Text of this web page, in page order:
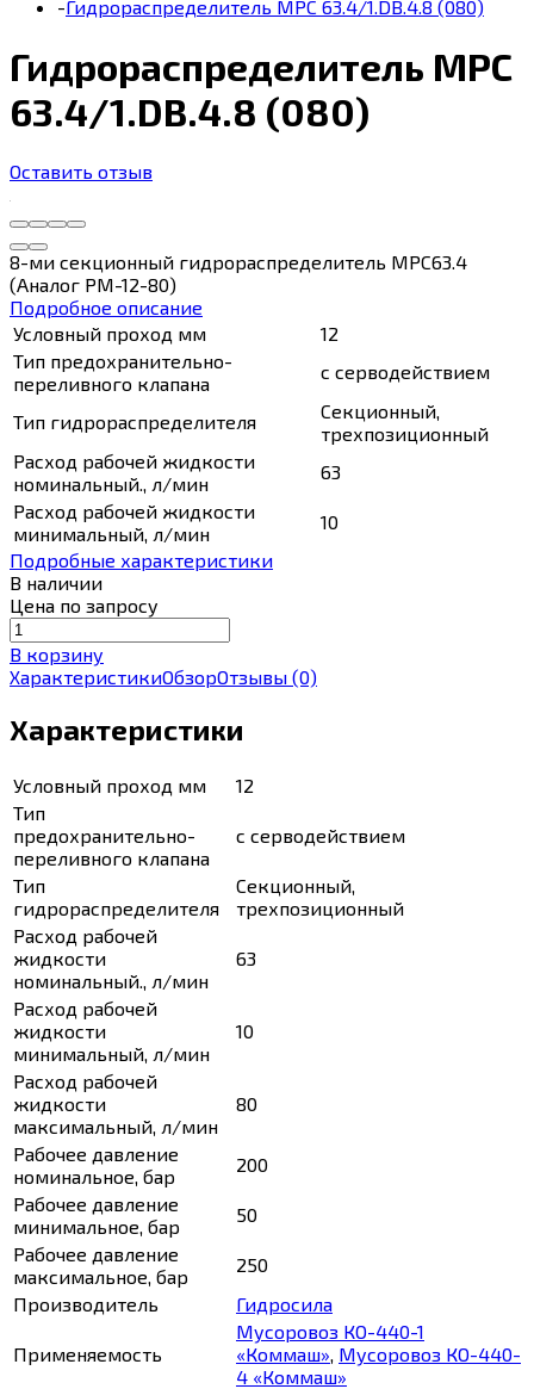
-Гидрораспределитель МРС 63.4/1.DВ.4.8 (080)
Гидрораспределитель МРС
63.4/1.DВ.4.8 (080)
Оставить отзыв
8-ми секционный гидрораспределитель МРС63.4
(Аналог РМ-12-80)
Подробное описание
Условный проход мм
12
Тип предохранительно-
переливного клапана
с серводействием
Тип гидрораспределителя
Секционный,
трехпозиционный
Расход рабочей жидкости
номинальный., л/мин
63
Расход рабочей жидкости
минимальный, л/мин
10
Подробные характеристики
В наличии
Цена по запросу
В корзину
ХарактеристикиОбзорОтзывы (0)
Характеристики
Условный проход мм
12
Тип
предохранительно-
переливного клапана
с серводействием
Тип
гидрораспределителя
Секционный,
трехпозиционный
Расход рабочей
жидкости
номинальный., л/мин
63
Расход рабочей
жидкости
минимальный, л/мин
10
Расход рабочей
жидкости
максимальный, л/мин
80
Рабочее давление
номинальное, бар
200
Рабочее давление
минимальное, бар
50
Рабочее давление
максимальное, бар
250
Производитель
Гидросила
Применяемость
Мусоровоз КО-440-1
«Коммаш» Мусоровоз КО-440-
4 «Коммаш»